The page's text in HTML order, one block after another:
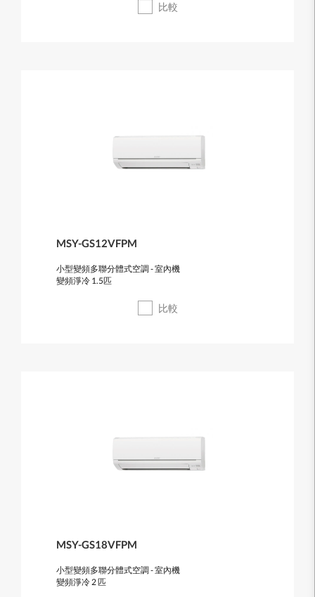
比較
MSY-GS12VFPM
小型變頻多聯分體式空調 - 室內機
變頻淨冷 1.5匹
比較
MSY-GS18VFPM
小型變頻多聯分體式空調 - 室內機
變頻淨冷 2 匹